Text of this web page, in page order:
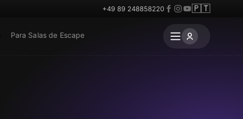
+49 89 248858220 🇵🇹
Para Salas de Escape